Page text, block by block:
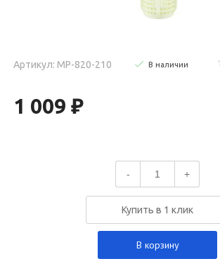
Артикул: MP-820-210 В наличии
1 009 ₽
- +
Купить в 1 клик
В корзину